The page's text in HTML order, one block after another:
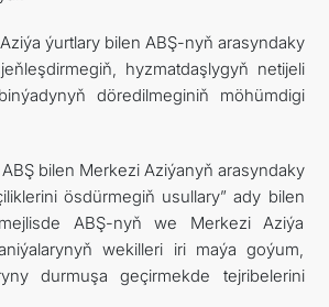
ýurtlary bilen ABŞ-nyň arasyndaky
hyzmatdaşlygyň netijeli
döredilmeginiň möhümdigi
bilen Merkezi Aziýanyň arasyndaky
ösdürmegiň usullary” ady bilen
ABŞ-nyň we Merkezi Aziýa
wekilleri iri maýa goýum,
durmuşa geçirmekde tejribelerini